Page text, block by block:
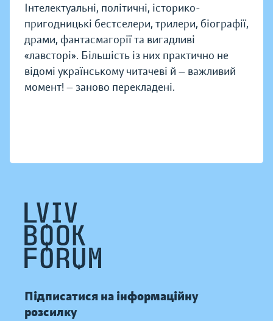
Інтелектуальні, політичні, історико-
пригодницькі бестселери, трилери, біографії,
драми, фантасмагорії та вигадливі
«лавсторі». Більшість із них практично не
відомі українському читачеві й — важливий
момент! — заново перекладені.
Підписатися на інформаційну
розсилку